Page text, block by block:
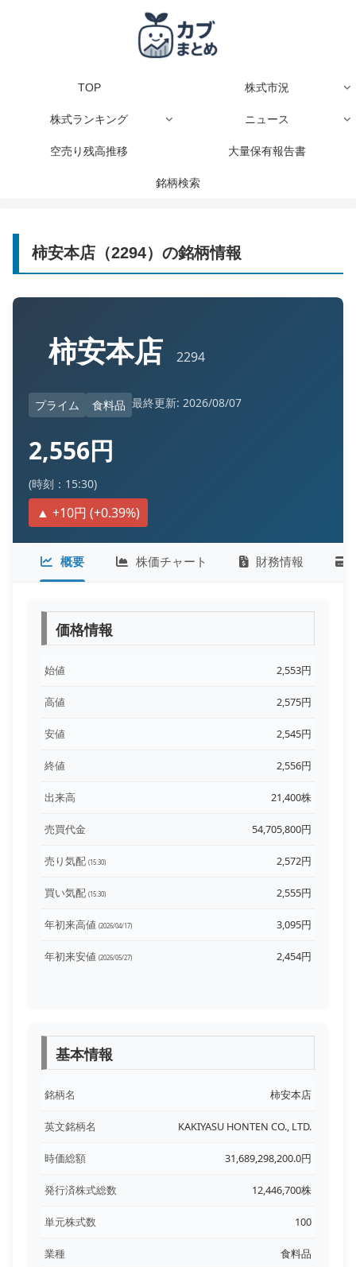
TOP 株式市況
株式ランキング ニュース
空売り残高推移 大量保有報告書
銘柄検索
柿安本店（2294）の銘柄情報
柿安本店 2294
プライム 食料品 最終更新: 2026/08/07
2,556円
(時刻：15:30)
▲ +10円 (+0.39%)
概要 株価チャート 財務情報
価格情報
始値 2,553円
高値 2,575円
安値 2,545円
終値 2,556円
出来高 21,400株
売買代金 54,705,800円
売り気配 (15:30) 2,572円
買い気配 (15:30) 2,555円
年初来高値 (2026/04/17) 3,095円
年初来安値 (2026/05/27) 2,454円
基本情報
銘柄名 柿安本店
英文銘柄名 KAKIYASU HONTEN CO., LTD.
時価総額 31,689,298,200.0円
発行済株式総数 12,446,700株
単元株式数 100
業種 食料品